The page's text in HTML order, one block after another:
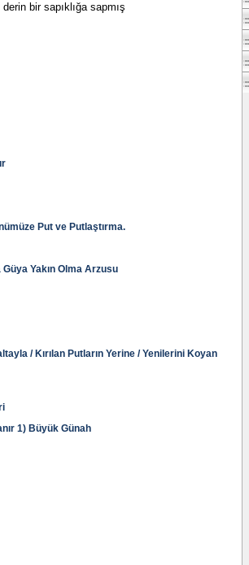
bir sapıklığa sapmış
Put ve Putlaştırma.
Yakın Olma Arzusu
/ Kırılan Putların Yerine / Yenilerini Koyan
1) Büyük Günah